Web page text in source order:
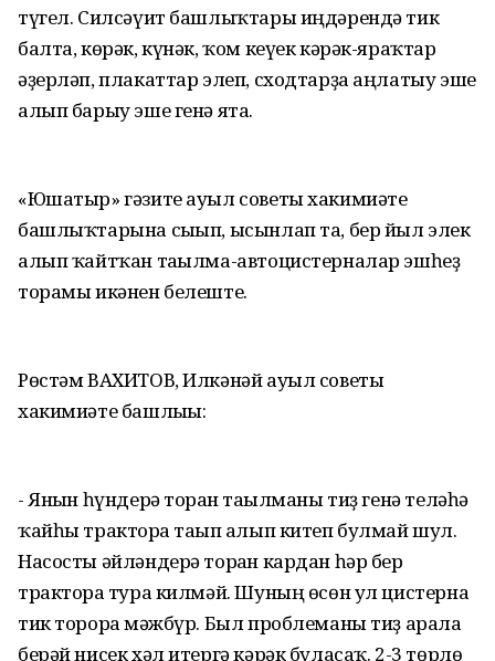
түгел. Силсәүит башлыҡтары иңдәрендә тик
балта, көрәк, күнәк, ҡом кеүек кәрәк-яраҡтар
әҙерләп, плакаттар элеп, сходтарҙа аңлатыу эше
алып барыу эше генә ята.
«Юшатыр» гәзите ауыл советы хакимиәте
башлыҡтарына сығып, ысынлап та, бер йыл элек
алып ҡайтҡан тағылма-автоцистерналар эшһеҙ
торамы икәнен белеште.
Рөстәм ВАХИТОВ, Илкәнәй ауыл советы
хакимиәте башлығы:
- Янғын һүндерә торған тағылманы тиҙ генә теләһә
ҡайһы тракторға тағып алып китеп булмай шул.
Насосты әйләндерә торған кардан һәр бер
тракторға тура килмәй. Шуның өсөн ул цистерна
тик торорға мәжбүр. Был проблеманы тиҙ арала
берәй нисек хәл итергә кәрәк буласаҡ. 2-3 төрлө